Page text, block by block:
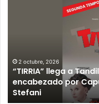
2 octubre, 2026
“TIRRIA” llega a
encabezado por
Stefani